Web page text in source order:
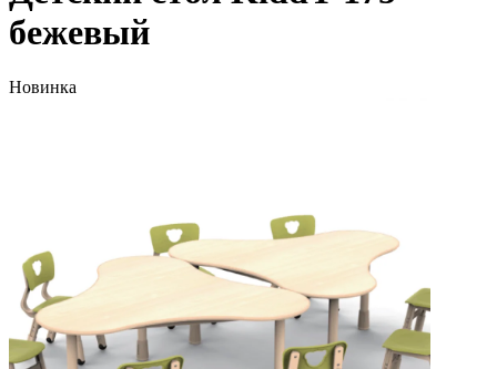
бежевый
Новинка